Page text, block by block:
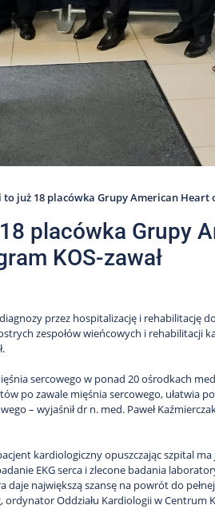
już 18 placówka Grupy American Heart
placówka Grupy
KOS-zawał
przez hospitalizację i rehabilitację
zespołów wieńcowych i rehabilitacji
sercowego w ponad 20 ośrodkach
po zawale mięśnia sercowego, ułatwia
– wyjaśnił dr n. med. Paweł
kardiologiczny opuszczając szpital
EKG serca i zlecone badania
największą szansę na powrót do
Oddziału Kardiologii w Centrum